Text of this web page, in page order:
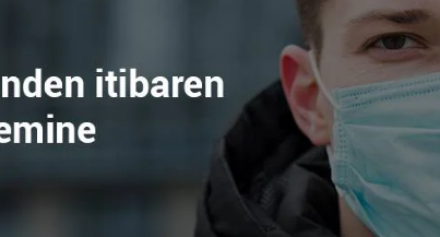
olan Christian Kuenstel “Yüksek performanslı Walterscheid
sürdüğümüz için çok heyecanlıyız,” diyor. “Piyasada başka
iki kenarlı yenilikçi tasarımımız ve contanın ayrı bir
entegre edilmesi sızıntıyı önlemede daha iyi bir
bulunuyor: